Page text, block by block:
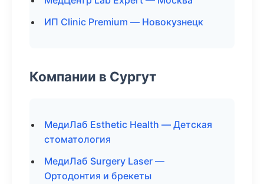
ИП Clinic Premium — Новокузнецк
Компании в Сургут
МедиЛаб Esthetic Health — Детская
стоматология
МедиЛаб Surgery Laser —
Ортодонтия и брекеты